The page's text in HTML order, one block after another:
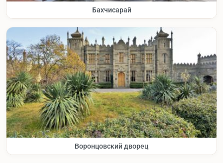
Бахчисарай
Воронцовский дворец